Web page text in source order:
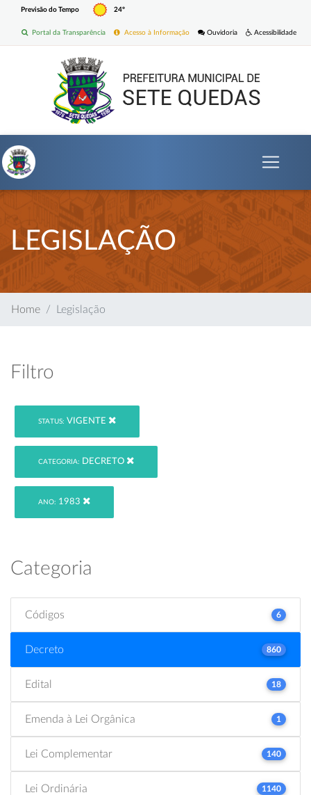
Previsão do Tempo 24º
Acessibilidade
Ouvidoria
Acesso à Informação
Portal da Transparência
LEGISLAÇÃO
Home Legislação
Filtro
STATUS: VIGENTE
CATEGORIA: DECRETO
ANO: 1983
Categoria
Códigos 6
Decreto 860
Edital 18
Emenda à Lei Orgânica 1
Lei Complementar 140
Lei Ordinária 1140